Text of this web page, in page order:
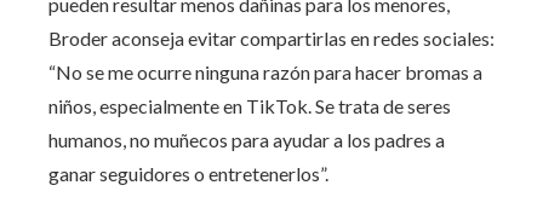
Broder aconseja evitar compartirlas en redes sociales:
“No se me ocurre ninguna razón para hacer bromas a
niños, especialmente en TikTok. Se trata de seres
humanos, no muñecos para ayudar a los padres a
ganar seguidores o entretenerlos”.